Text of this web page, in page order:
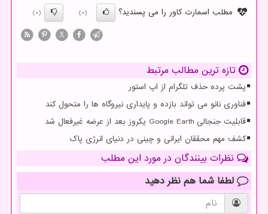
مطلب اسمارت کاور را می پسندید؟
(0)
(0)
X
تازه ترین مطالب مرتبط
پشت پرده حذف تلگرام از اپ استور
فناوری نانو می تواند بازده و پایداری نیروگاه ها را متحول کند
قابلیت جنجالی Google Earth یکروز بعد از عرضه غیرفعال شد
کشف مهم محققان ایرانی و چینی در دنیای انرژی پاک
نظرات بینندگان در مورد این مطلب
لطفا شما هم نظر دهید